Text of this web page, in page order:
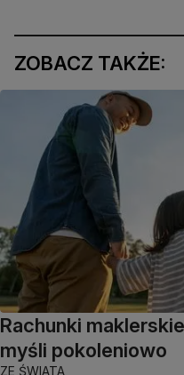
ZOBACZ TAKŻE:
Rachunki
myśli pokoleniowo
ZE ŚWIATA